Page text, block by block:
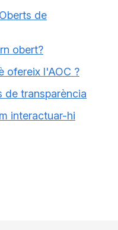
de
obert?
ofereix l'AOC ?
de transparència
interactuar-hi